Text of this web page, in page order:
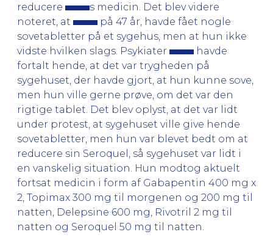
reducere
s medicin. Det blev videre
noteret, at
på 47 år, havde fået nogle
sovetabletter på et sygehus, men at hun ikke
vidste hvilken slags. Psykiater
havde
fortalt hende, at det var trygheden på
sygehuset, der havde gjort, at hun kunne sove,
men hun ville gerne prøve, om det var den
rigtige tablet. Det blev oplyst, at det var lidt
under protest, at sygehuset ville give hende
sovetabletter, men hun var blevet bedt om at
reducere sin Seroquel, så sygehuset var lidt i
en vanskelig situation. Hun modtog aktuelt
fortsat medicin i form af Gabapentin 400 mg x
2, Topimax 300 mg til morgenen og 200 mg til
natten, Delepsine 600 mg, Rivotril 2 mg til
natten og Seroquel 50 mg til natten.